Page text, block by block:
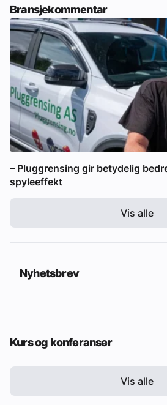
Bransjekommentar
– Pluggrensing gir betydelig
spyleeffekt
Vis alle
Nyhetsbrev
Kurs og konferanser
Vis alle